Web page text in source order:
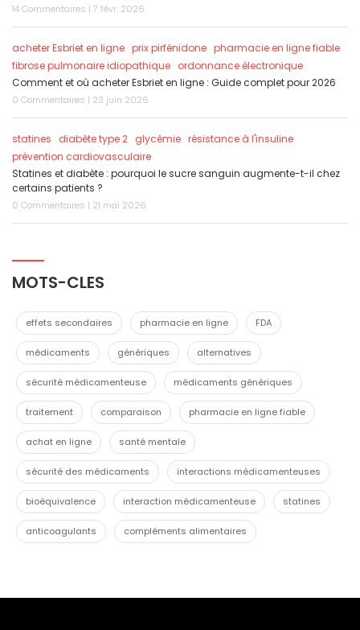
14 Commentaires | 7 févr. 2026
acheter Esbriet en ligne prix pirfénidone pharmacie en ligne fiable
fibrose pulmonaire idiopathique ordonnance électronique
Comment et où acheter Esbriet en ligne : Guide complet pour 2026
0 Commentaires | 23 juin 2026
statines diabète type 2 glycémie résistance à l'insuline
prévention cardiovasculaire
Statines et diabète : pourquoi le sucre sanguin augmente-t-il chez
certains patients ?
0 Commentaires | 21 mai 2026
MOTS-CLES
effets secondaires pharmacie en ligne FDA
médicaments génériques alternatives
sécurité médicamenteuse médicaments génériques
traitement comparaison pharmacie en ligne fiable
achat en ligne santé mentale
sécurité des médicaments interactions médicamenteuses
bioéquivalence interaction médicamenteuse statines
anticoagulants compléments alimentaires